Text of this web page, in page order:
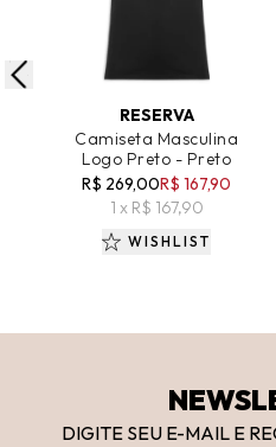
ADICIONAR AO CARRINHO
RESERVA
Camiseta Masculina
Logo Preto - Preto
R$ 269,00R$ 167,90
1 x R$ 167,90
WISHLIST
DIGITE SEU E-MAIL E